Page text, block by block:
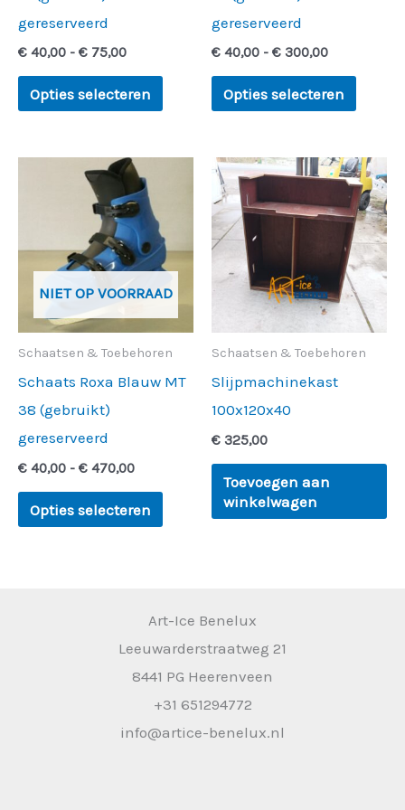
gereserveerd
€ 40,00 - € 75,00
Opties selecteren
productpagina
gereserveerd
€ 40,00 - € 300,00
Opties selecteren
NIET OP VOORRAAD
Schaatsen & Toebehoren
Schaats Roxa Blauw MT
38 (gebruikt)
gereserveerd
€ 40,00 - € 470,00
Prijsklasse:
€ 40,00
tot
€ 470,00
Opties selecteren
product
meerdere
variaties.
optie
productpagina
Schaatsen & Toebehoren
Slijpmachinekast
100x120x40
€ 325,00
Toevoegen aan
winkelwagen
Art-Ice Benelux
Leeuwarderstraatweg 21
8441 PG Heerenveen
+31 651294772
info@artice-benelux.nl